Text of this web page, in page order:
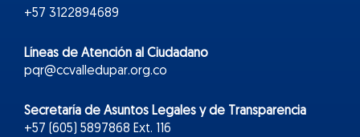
+57 3122894689
Líneas de Atención al Ciudadano
pqr@ccvalledupar.org.co
Secretaría de Asuntos Legales y de Transparencia
+57 (605) 5897868 Ext. 116